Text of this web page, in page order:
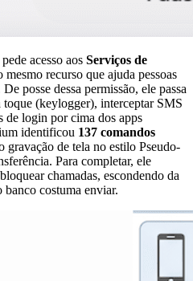
acesso aos Serviços de
recurso que ajuda pessoas
posse dessa permissão, ele passa
(keylogger), interceptar SMS
de login por cima dos apps
identificou 137 comandos
de tela no estilo Pseudo-
Para completar, ele
chamadas, escondendo da
costuma enviar.